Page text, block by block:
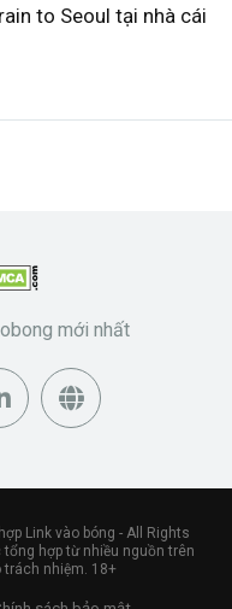
to Seoul tại nhà cái
mới nhất
Link vào bóng - All Rights
hợp từ nhiều nguồn trên
trách nhiệm. 18+